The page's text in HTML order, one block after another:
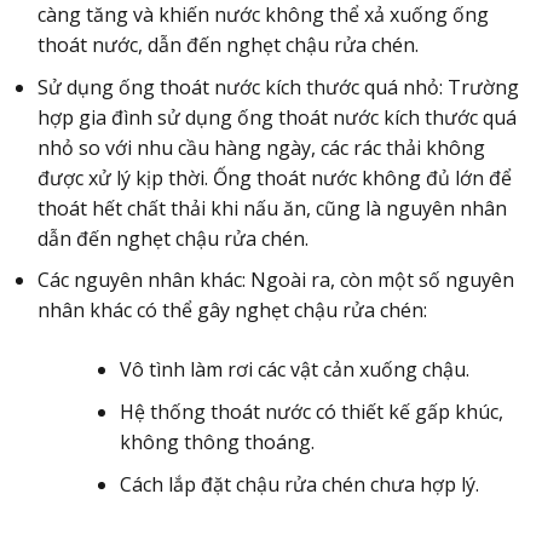
càng tăng và khiến nước không thể xả xuống ống
thoát nước, dẫn đến nghẹt chậu rửa chén.
Sử dụng ống thoát nước kích thước quá nhỏ: Trường
hợp gia đình sử dụng ống thoát nước kích thước quá
nhỏ so với nhu cầu hàng ngày, các rác thải không
được xử lý kịp thời. Ống thoát nước không đủ lớn để
thoát hết chất thải khi nấu ăn, cũng là nguyên nhân
dẫn đến nghẹt chậu rửa chén.
Các nguyên nhân khác: Ngoài ra, còn một số nguyên
nhân khác có thể gây nghẹt chậu rửa chén:
Vô tình làm rơi các vật cản xuống chậu.
Hệ thống thoát nước có thiết kế gấp khúc,
không thông thoáng.
Cách lắp đặt chậu rửa chén chưa hợp lý.